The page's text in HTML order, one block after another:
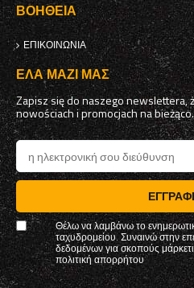
ΒΟΉΘΕΙΑ
ΕΠΙΚΟΙΝΩΝΊΑ
ΈΛΑ ΜΑΖΊ ΜΑΣ
Zapisz się do naszego newslettera,
nowościach i promocjach na bieżąco.
Θέλω να λαμβάνω το
ταχυδρομείου. Συναινώ στην
δεδομένων για σκοπούς
πολιτική απορρήτου